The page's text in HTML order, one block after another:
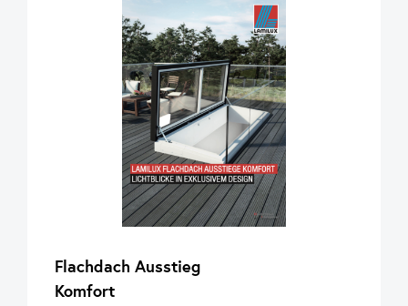
Flachdach Ausstieg
Komfort